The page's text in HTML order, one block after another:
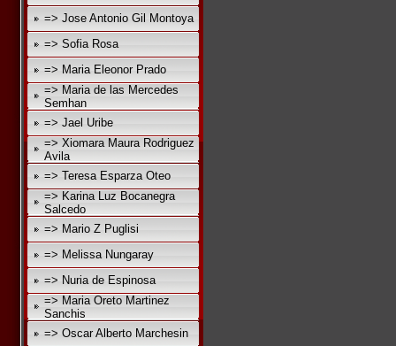
=> Jose Antonio Gil Montoya
=> Sofia Rosa
=> Maria Eleonor Prado
=> Maria de las Mercedes
Semhan
=> Jael Uribe
=> Xiomara Maura Rodriguez
Avila
=> Teresa Esparza Oteo
=> Karina Luz Bocanegra
Salcedo
=> Mario Z Puglisi
=> Melissa Nungaray
=> Nuria de Espinosa
=> Maria Oreto Martinez
Sanchis
=> Oscar Alberto Marchesin